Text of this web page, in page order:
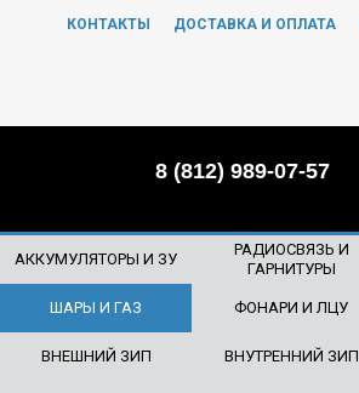
КОНТАКТЫ ДОСТАВКА И ОПЛАТА
8 (812) 989-07-57
АККУМУЛЯТОРЫ И ЗУ
РАДИОСВЯЗЬ И
ГАРНИТУРЫ
ШАРЫ И ГАЗ ФОНАРИ И ЛЦУ
ВНЕШНИЙ ЗИП ВНУТРЕННИЙ ЗИП
ЧТО БУДЕМ ИСКАТЬ?